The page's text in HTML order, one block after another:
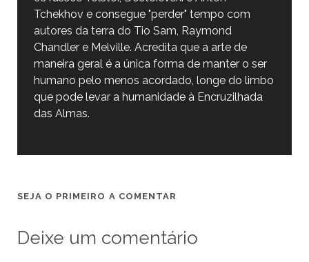
Tchekhov e consegue "perder" tempo com
autores da terra do Tio Sam, Raymond
Chandler e Melville. Acredita que a arte de
maneira geral é a única forma de manter o ser
humano pelo menos acordado, longe do limbo
que pode levar a humanidade à Encruzilhada
das Almas.
SEJA O PRIMEIRO A COMENTAR
Deixe um comentário